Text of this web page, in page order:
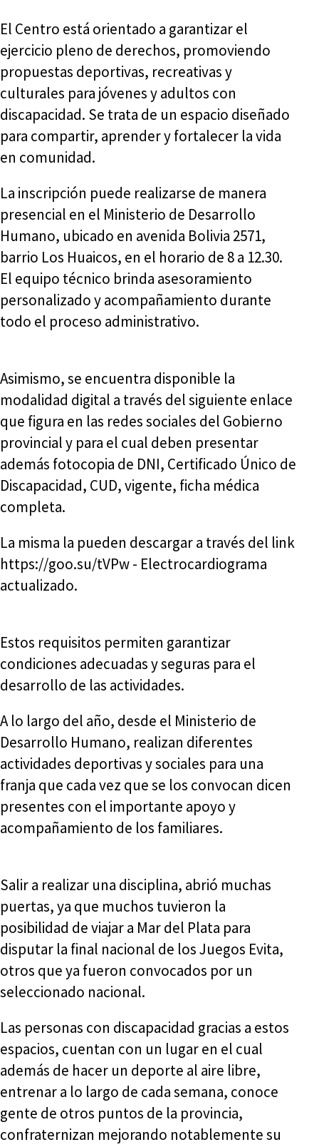
El Centro está orientado a garantizar el
ejercicio pleno de derechos, promoviendo
propuestas deportivas, recreativas y
culturales para jóvenes y adultos con
discapacidad. Se trata de un espacio diseñado
para compartir, aprender y fortalecer la vida
en comunidad.
La inscripción puede realizarse de manera
presencial en el Ministerio de Desarrollo
Humano, ubicado en avenida Bolivia 2571,
barrio Los Huaicos, en el horario de 8 a 12.30.
El equipo técnico brinda asesoramiento
personalizado y acompañamiento durante
todo el proceso administrativo.
Asimismo, se encuentra disponible la
modalidad digital a través del siguiente enlace
que figura en las redes sociales del Gobierno
provincial y para el cual deben presentar
además fotocopia de DNI, Certificado Único de
Discapacidad, CUD, vigente, ficha médica
completa.
La misma la pueden descargar a través del link
https://goo.su/tVPw - Electrocardiograma
actualizado.
Estos requisitos permiten garantizar
condiciones adecuadas y seguras para el
desarrollo de las actividades.
A lo largo del año, desde el Ministerio de
Desarrollo Humano, realizan diferentes
actividades deportivas y sociales para una
franja que cada vez que se los convocan dicen
presentes con el importante apoyo y
acompañamiento de los familiares.
Salir a realizar una disciplina, abrió muchas
puertas, ya que muchos tuvieron la
posibilidad de viajar a Mar del Plata para
disputar la final nacional de los Juegos Evita,
otros que ya fueron convocados por un
seleccionado nacional.
Las personas con discapacidad gracias a estos
espacios, cuentan con un lugar en el cual
además de hacer un deporte al aire libre,
entrenar a lo largo de cada semana, conoce
gente de otros puntos de la provincia,
confraternizan mejorando notablemente su